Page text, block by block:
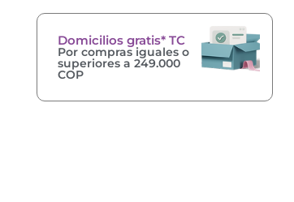
Domicilios gratis* TC
Por compras iguales o
superiores a 249.000
COP